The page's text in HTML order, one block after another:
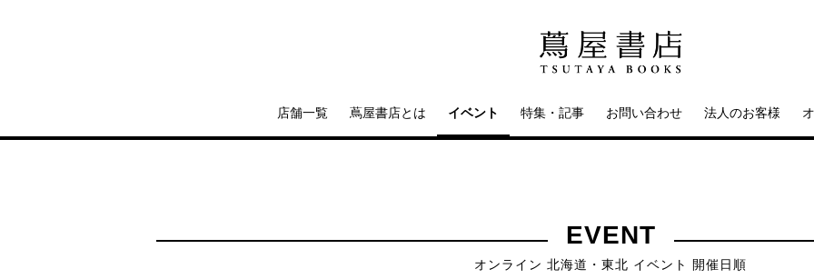
店舗一覧 蔦屋書店とは イベント 特集・記事 お問い合わせ 法人のお客様
EVENT
オンライン 北海道・東北 イベント 開催日順